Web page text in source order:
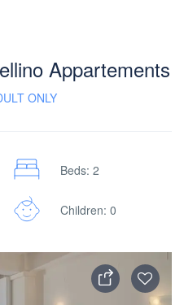
Appartements
ONLY
Beds: 2
Children: 0